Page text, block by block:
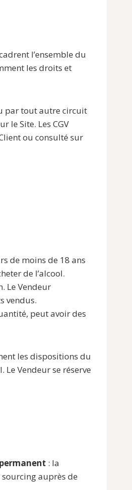
l’ensemble du
les droits et
par tout autre circuit
le Site. Les CGV
ou consulté sur
de moins de 18 ans
de l’alcool.
Le Vendeur
vendus.
peut avoir des
les dispositions du
Vendeur se réserve
: la
auprès de